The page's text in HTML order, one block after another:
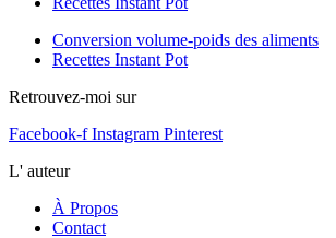
Conversion volume-poids des aliments
Recettes Instant Pot
Retrouvez-moi sur
Facebook-f Instagram Pinterest
L' auteur
À Propos
Contact